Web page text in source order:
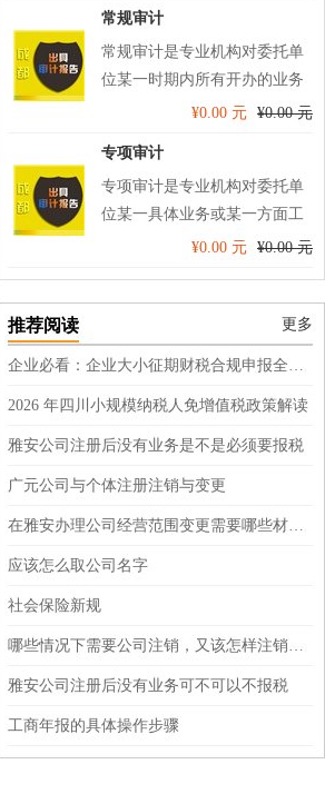
法权益！！
常规审计
常规审计是专业机构对委托单
位某一时期内所有开办的业务
及工作进行的审计，并出具审
¥0.00 元 ¥0.00 元
专项审计
专项审计是专业机构对委托单
位某一具体业务或某一方面工
作专门进行审计，并出具审计
¥0.00 元 ¥0.00 元
更多
推荐阅读
企业必看：企业大小征期财税合规申报全指南
2026 年四川小规模纳税人免增值税政策解读
雅安公司注册后没有业务是不是必须要报税
广元公司与个体注册注销与变更
在雅安办理公司经营范围变更需要哪些材料呢？
应该怎么取公司名字
社会保险新规
哪些情况下需要公司注销，又该怎样注销呢？
雅安公司注册后没有业务可不可以不报税
工商年报的具体操作步骤